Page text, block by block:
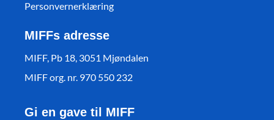
Personvernerklæring
MIFFs adresse
MIFF, Pb 18, 3051 Mjøndalen
MIFF org. nr. 970 550 232
Gi en gave til MIFF